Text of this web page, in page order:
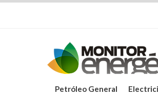
Petróleo General